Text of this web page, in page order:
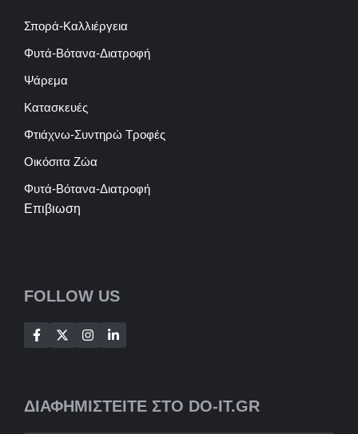
Σπορά-Καλλιέργεια
Φυτά-Βότανα-Διατροφή
Ψάρεμα
Κατασκευές
Φτιάχνω-Συντηρώ Τροφές
Οικόσιτα Ζώα
Φυτά-Βότανα-Διατροφή
Επιβιωση
FOLLOW US
ΔΙΑΦΗΜΙΣΤΕΙΤΕ ΣΤΟ DO-IT.GR